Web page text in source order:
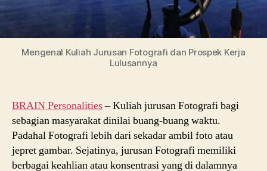
Mengenal Kuliah Jurusan Fotografi dan Prospek Kerja
Lulusannya
BRAIN Personalities– Kuliah jurusan Fotografi bagi
sebagian masyarakat dinilai buang-buang waktu.
Padahal Fotografi lebih dari sekadar ambil foto atau
jepret gambar. Sejatinya, jurusan Fotografi memiliki
berbagai keahlian atau konsentrasi yang di dalamnya